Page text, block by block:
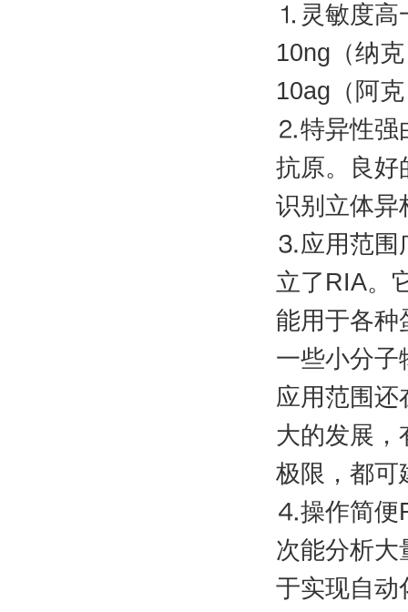
⒈灵敏度高
10ng（纳
10ag（阿
⒉特异性强
抗原。良好
识别立体异
⒊应用范围
立了RIA。
能用于各种
一些小分子
应用范围还
大的发展，
极限，都可
⒋操作简便
次能分析大
于实现自动